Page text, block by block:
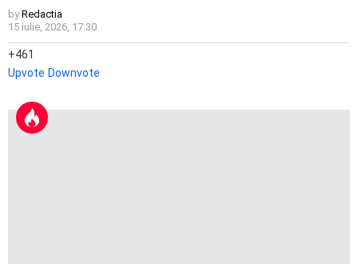
by Redactia
15 iulie, 2026, 17:30
461
Upvote Downvote